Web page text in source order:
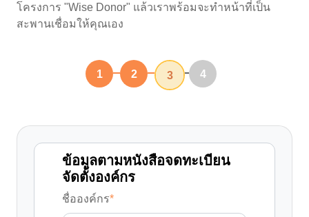
โครงการ "Wise Donor" แล้วเราพร้อมจะทำหน้าที่เป็น
สะพานเชื่อมให้คุณเอง
1 2 3 4
ข้อมูลตามหนังสือจดทะเบียน
จัดตั้งองค์กร
ชื่อองค์กร*